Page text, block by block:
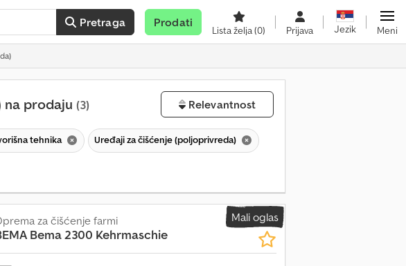
Pretraga Prodati
Lista želja(0) Prijava Jezik Meni
prodaju (3) Relevantnost
tehnika Uređaji za čišćenje (poljoprivreda)
Mali oglas
za čišćenje farmi
Bema 2300 Kehrmaschie